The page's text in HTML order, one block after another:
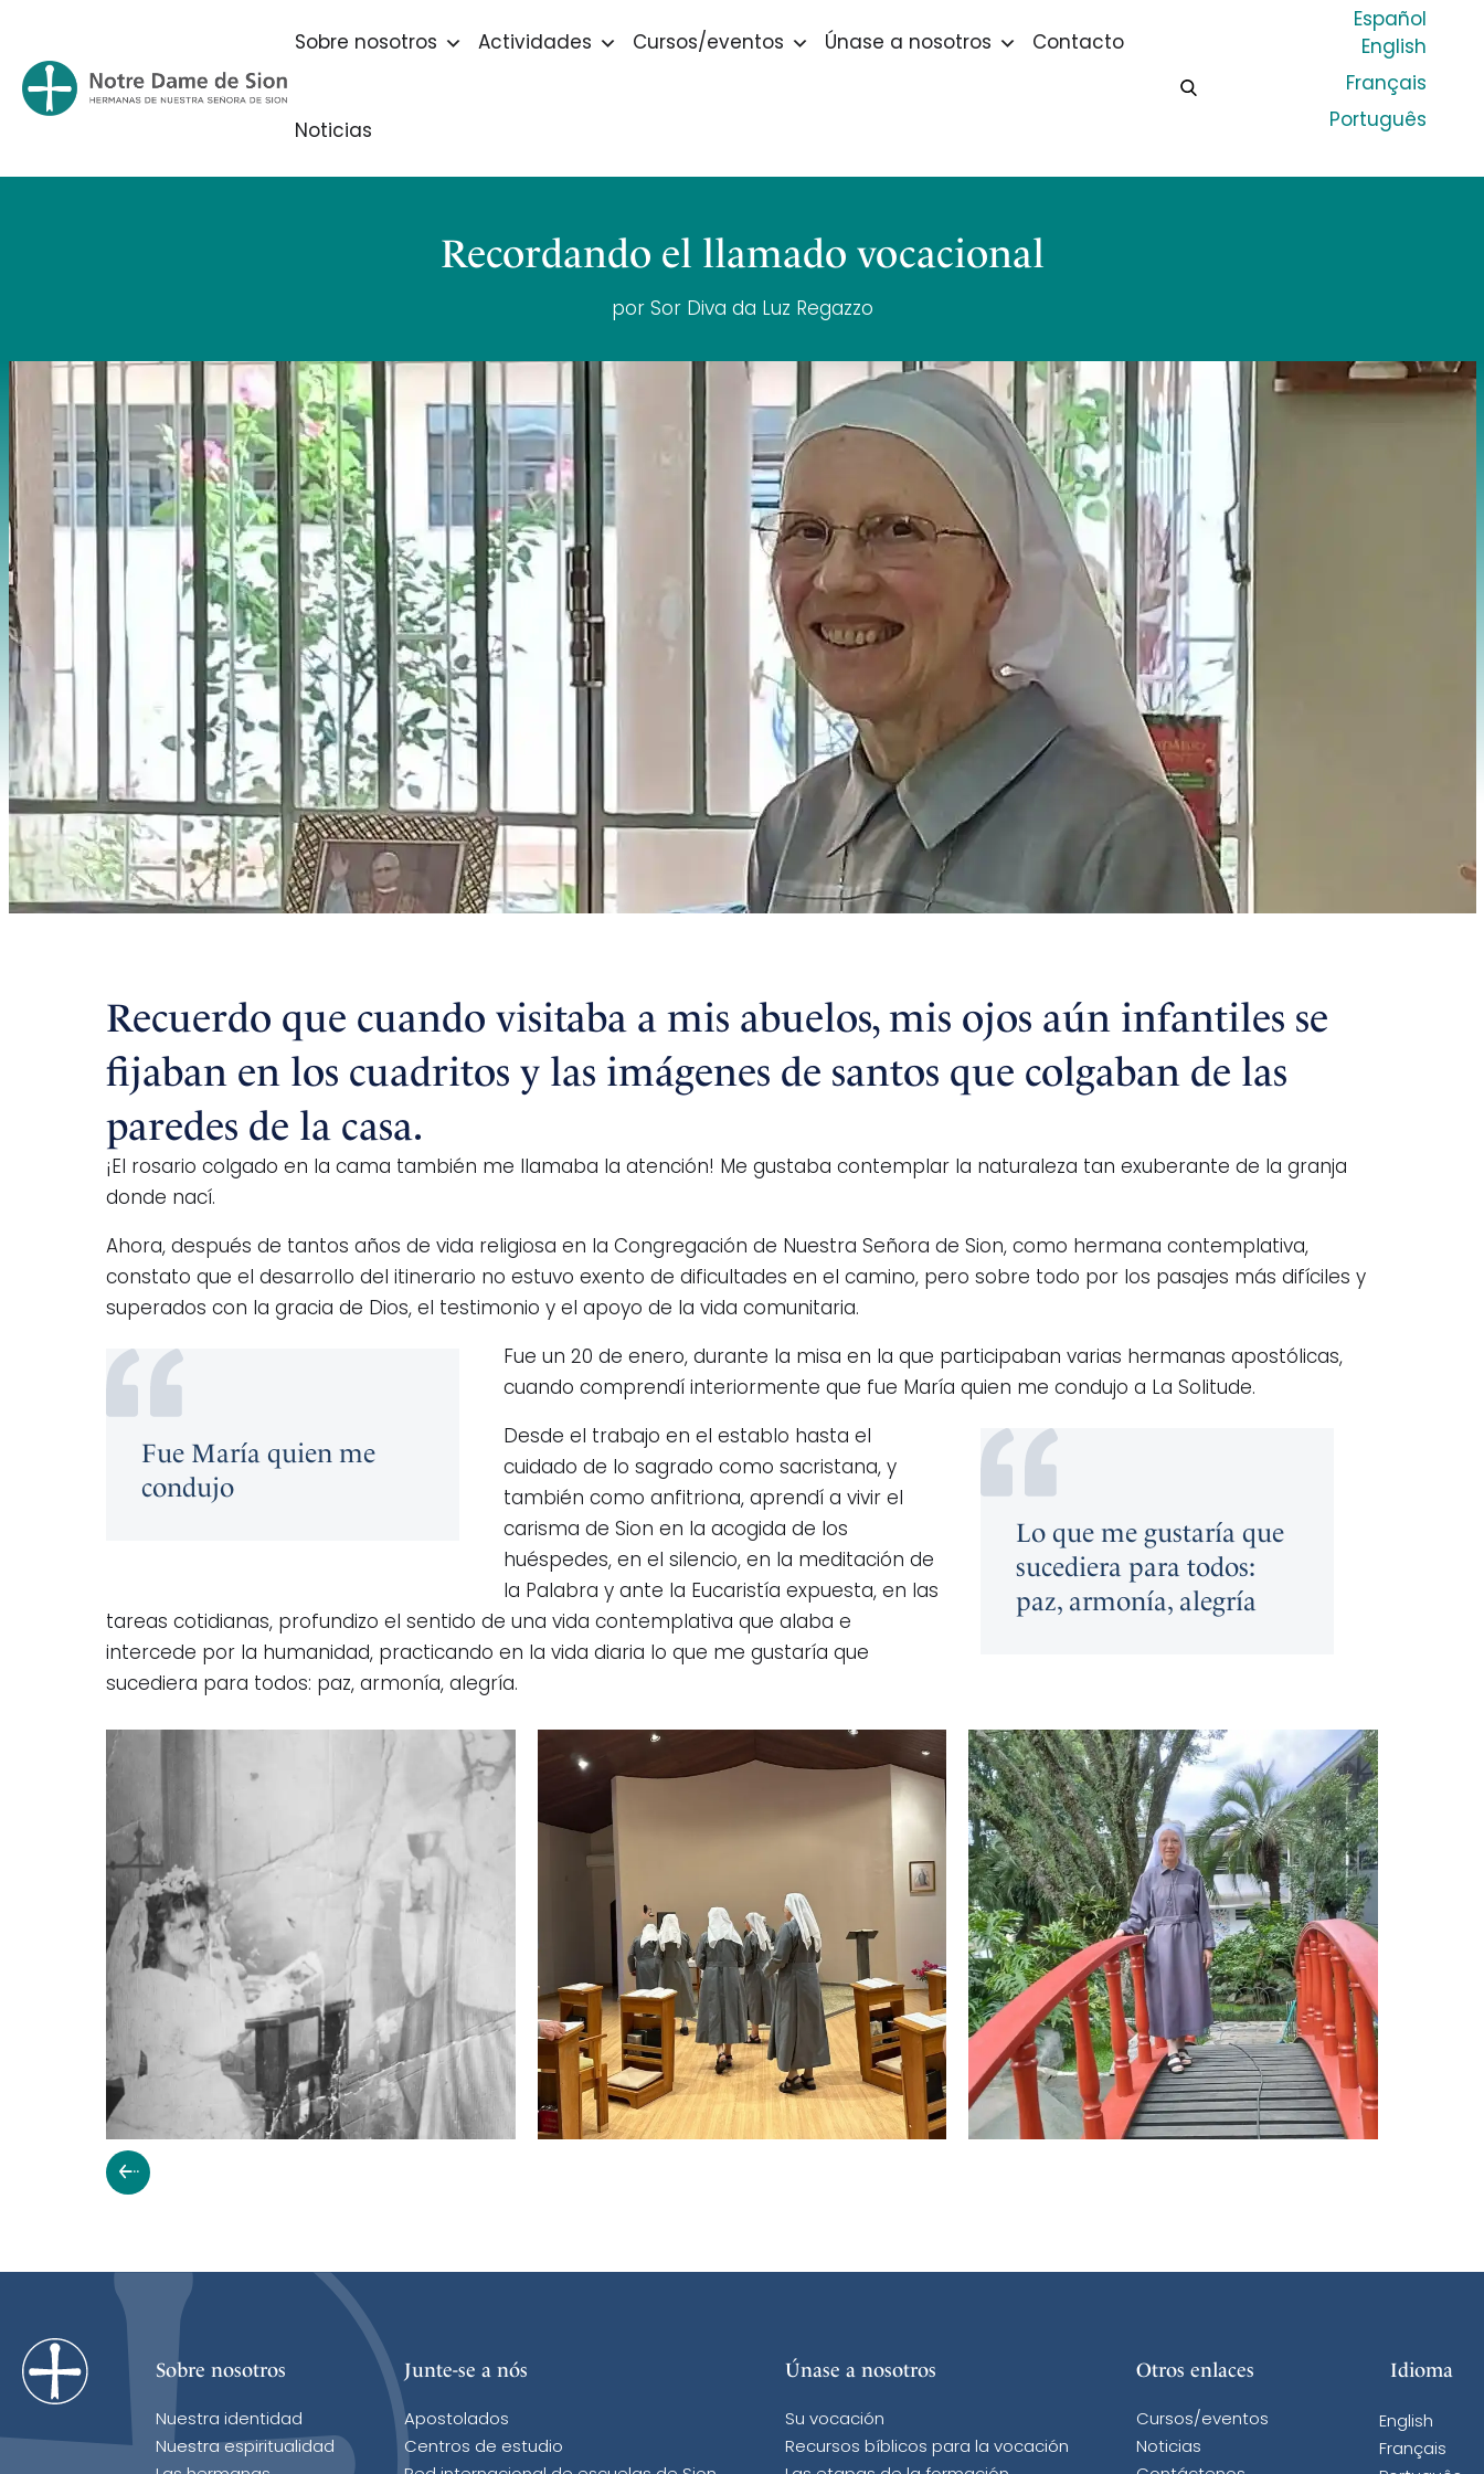
Sobre nosotros Actividades Cursos/eventos Únase a nosotros Contacto
Noticias
Español
English
Français
Português
Recordando el llamado vocacional
por Sor Diva da Luz Regazzo
Recuerdo que cuando visitaba a mis abuelos, mis ojos aún infantiles se
fijaban en los cuadritos y las imágenes de santos que colgaban de las
paredes de la casa.
¡El rosario colgado en la cama también me llamaba la atención! Me gustaba contemplar la naturaleza tan exuberante de la granja
donde nací.
Ahora, después de tantos años de vida religiosa en la Congregación de Nuestra Señora de Sion, como hermana contemplativa,
constato que el desarrollo del itinerario no estuvo exento de dificultades en el camino, pero sobre todo por los pasajes más difíciles y
superados con la gracia de Dios, el testimonio y el apoyo de la vida comunitaria.
Fue María quien me
condujo
Fue un 20 de enero, durante la misa en la que participaban varias hermanas apostólicas,
cuando comprendí interiormente que fue María quien me condujo a La Solitude.
Lo que me gustaría que
sucediera para todos:
paz, armonía, alegría
Desde el trabajo en el establo hasta el
cuidado de lo sagrado como sacristana, y
también como anfitriona, aprendí a vivir el
carisma de Sion en la acogida de los
huéspedes, en el silencio, en la meditación de
la Palabra y ante la Eucaristía expuesta, en las
tareas cotidianas, profundizo el sentido de una vida contemplativa que alaba e
intercede por la humanidad, practicando en la vida diaria lo que me gustaría que
sucediera para todos: paz, armonía, alegría.
Sobre nosotros
Nuestra identidad
Nuestra espiritualidad
Junte-se a nós
Apostolados
Centros de estudio
Únase a nosotros
Su vocación
Recursos bíblicos para la vocación
Otros enlaces
Cursos/eventos
Noticias
Idioma
English
Français